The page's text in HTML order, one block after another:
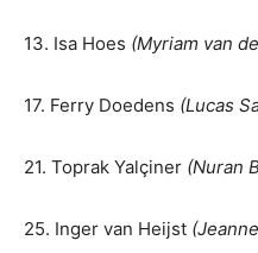
13. Isa Hoes (Myriam van
17. Ferry Doedens (Lucas
21. Toprak Yalçiner (Nuran
25. Inger van Heijst